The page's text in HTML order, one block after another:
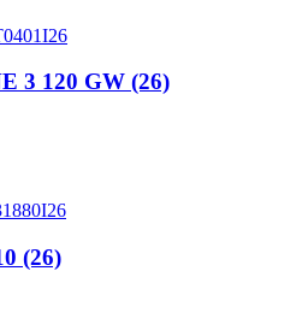
3 120 GW (26)
(26)